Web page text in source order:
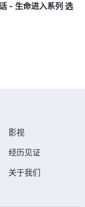
- 生命进入系列 选
影视
经历见证
关于我们